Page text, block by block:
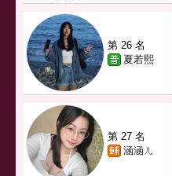
第 26 名
夏若熙
第 27 名
涵涵ㄦ